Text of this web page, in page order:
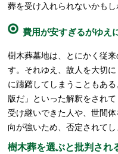
葬を受け入れられないかもし
費用が安すぎるがゆえ
樹木葬墓地は、とにかく従
す。それゆえ、故人を大切
に躊躇してしまうこともあ
版だ」といった解釈をされ
受け継いできた人や、世間
向が強いため、否定されてし
樹木葬を選ぶと批判され